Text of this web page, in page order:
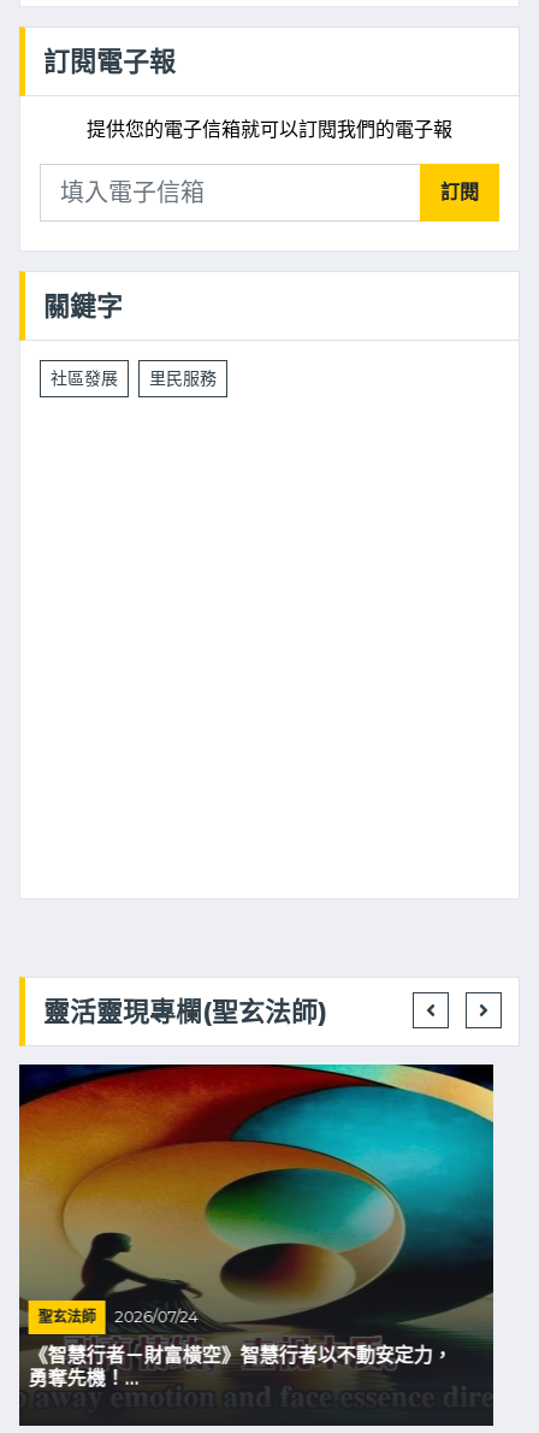
訂閱電子報
提供您的電子信箱就可以訂閱我們的電子報
訂閱
關鍵字
社區發展 里民服務
靈活靈現專欄(聖玄法師)
聖玄法師 2026/07/24
與煩惱說再見—清明睿智...